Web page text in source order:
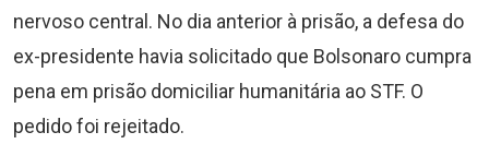
nervoso central. No dia anterior à prisão, a defesa do
ex-presidente havia solicitado que Bolsonaro cumpra
pena em prisão domiciliar humanitária ao STF. O
pedido foi rejeitado.